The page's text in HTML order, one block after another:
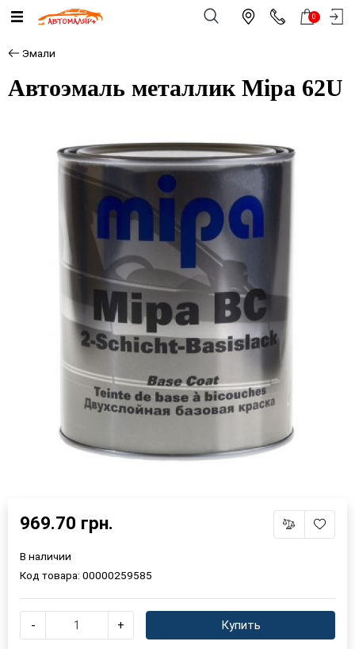
0
Эмали
Автоэмаль металлик Mipa 62U
969.70 грн.
В наличии
Код товара: 00000259585
- + Купить